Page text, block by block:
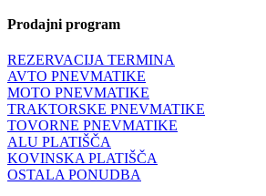
Prodajni program
REZERVACIJA TERMINA
AVTO PNEVMATIKE
MOTO PNEVMATIKE
TRAKTORSKE PNEVMATIKE
TOVORNE PNEVMATIKE
ALU PLATIŠČA
KOVINSKA PLATIŠČA
OSTALA PONUDBA